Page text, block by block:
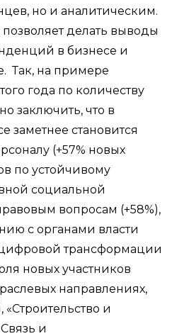
но и аналитическим.
позволяет делать выводы
в бизнесе и
Так, на примере
года по количеству
заключить, что в
заметнее становится
(+57% новых
по устойчивому
социальной
вопросам (+58%),
с органами власти
трансформации
новых участников
направлениях,
«Строительство и
и